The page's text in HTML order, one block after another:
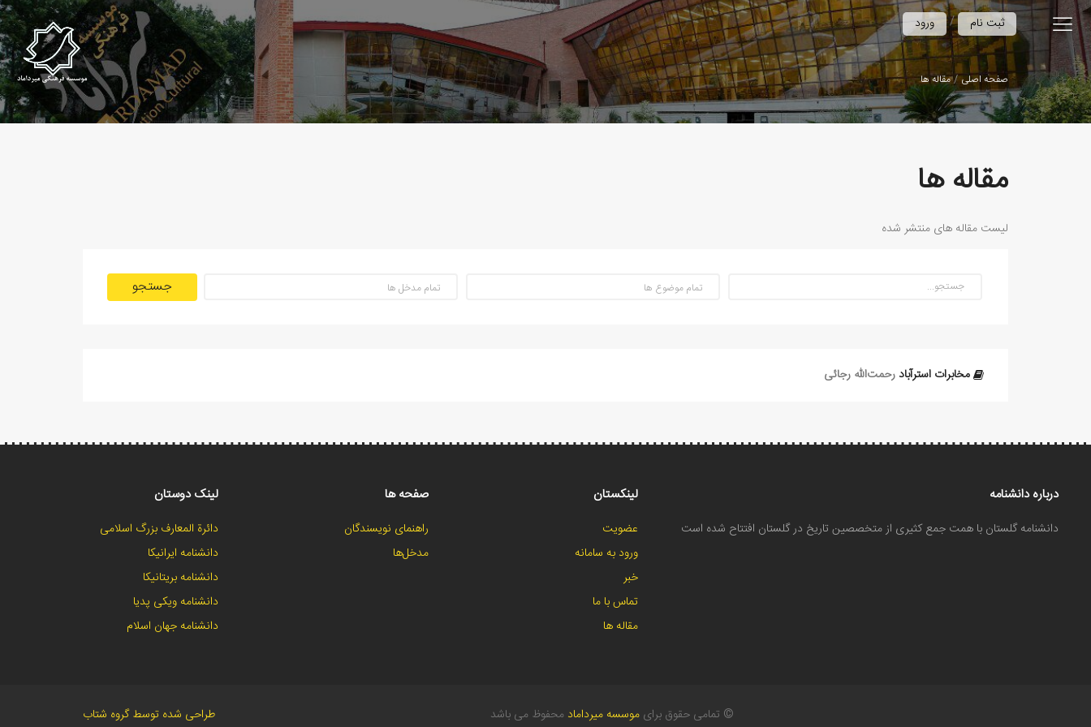
ورود / ثبت نام
صفحه اصلی مقاله ها
مقاله ها
لیست مقاله های منتشر شده
جستجو
مخابرات استرآباد رحمت‌الله رجائی
درباره دانشنامه
دانشنامه گلستان با همت جمع کثیری از متخصصین تاریخ در گلستان افتتاح شده است
لینکستان
عضویت
ورود به سامانه
خبر
تماس با ما
مقاله ها
صفحه ها
راهنمای نویسندگان
مدخل‌ها
لینک دوستان
دائرة المعارف بزرگ اسلامی
دانشنامه ایرانیکا
دانشنامه بریتانیکا
دانشنامه ویکی پدیا
دانشنامه جهان اسلام
طراحی شده توسط گروه شتاب © تمامی حقوق برای موسسه میرداماد محفوظ می باشد